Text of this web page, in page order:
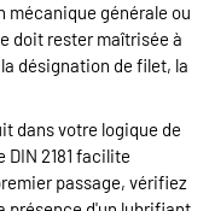
mécanique générale ou
doit rester maîtrisée à
désignation de filet, la
dans votre logique de
2181 facilite
passage, vérifiez